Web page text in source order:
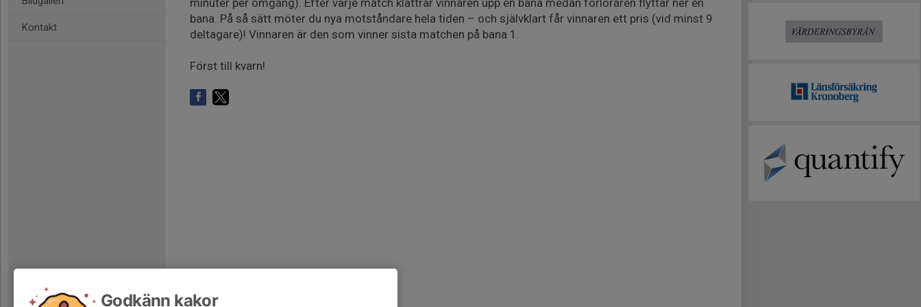
Kontakt
minuter per omgång). Efter varje match klättrar vinnaren upp en bana medan förloraren flyttar ner en
bana. På så sätt möter du nya motståndare hela tiden – och självklart får vinnaren ett pris (vid minst 9
deltagare)! Vinnaren är den som vinner sista matchen på bana 1.
Först till kvarn!
Godkänn kakor